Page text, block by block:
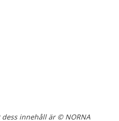
innehåll är © NORNA